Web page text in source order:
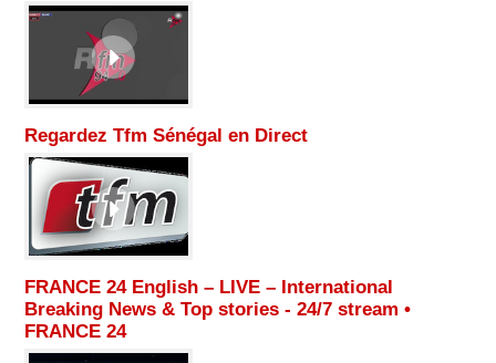
Regardez Tfm Sénégal en Direct
FRANCE 24 English – LIVE – International
Breaking News & Top stories - 24/7 stream •
FRANCE 24